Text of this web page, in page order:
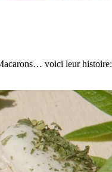
voici leur histoire: